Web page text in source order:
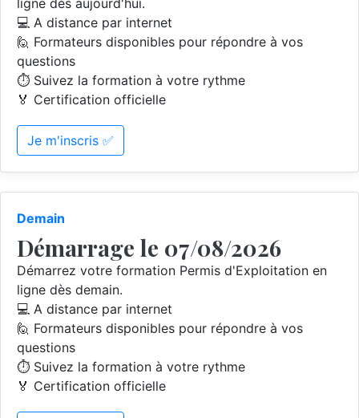
ligne dès aujourd'hui.
💻 A distance par internet
🙋 Formateurs disponibles pour répondre à vos
questions
⏱️ Suivez la formation à votre rythme
🏅 Certification officielle
Je m'inscris ✅
Demain
Démarrage le 07/08/2026
Démarrez votre formation Permis d'Exploitation en
ligne dès demain.
💻 A distance par internet
🙋 Formateurs disponibles pour répondre à vos
questions
⏱️ Suivez la formation à votre rythme
🏅 Certification officielle